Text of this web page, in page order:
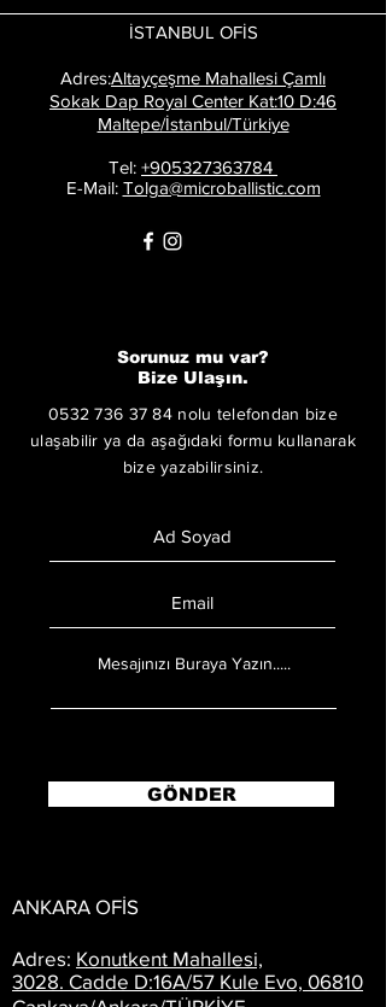
İSTANBUL OFİS
Adres:Altayçeşme Mahallesi Çamlı
Sokak Dap Royal Center Kat:10 D:46
Maltepe/İstanbul/Türkiye
Tel: +905327363784
E-Mail: Tolga@microballistic.com
Sorunuz mu var?
Bize Ulaşın.
0532 736 37 84 nolu telefondan bize
ulaşabilir ya da aşağıdaki formu kullanarak
bize yazabilirsiniz.
GÖNDER
ANKARA OFİS
Adres: Konutkent Mahallesi,
3028. Cadde D:16A/57 Kule Evo, 06810